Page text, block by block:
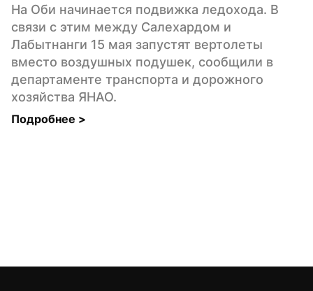
На Оби начинается подвижка ледохода. В
связи с этим между Салехардом и
Лабытнанги 15 мая запустят вертолеты
вместо воздушных подушек, сообщили в
департаменте транспорта и дорожного
хозяйства ЯНАО.
Подробнее >